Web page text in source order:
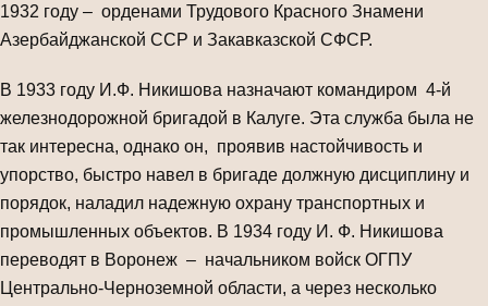
1932 году – орденами Трудового Красного Знамени
Азербайджанской ССР и Закавказской СФСР.
В 1933 году И.Ф. Никишова назначают командиром 4-й
железнодорожной бригадой в Калуге. Эта служба была не
так интересна, однако он, проявив настойчивость и
упорство, быстро навел в бригаде должную дисциплину и
порядок, наладил надежную охрану транспортных и
промышленных объектов. В 1934 году И. Ф. Никишова
переводят в Воронеж – начальником войск ОГПУ
Центрально-Черноземной области, а через несколько